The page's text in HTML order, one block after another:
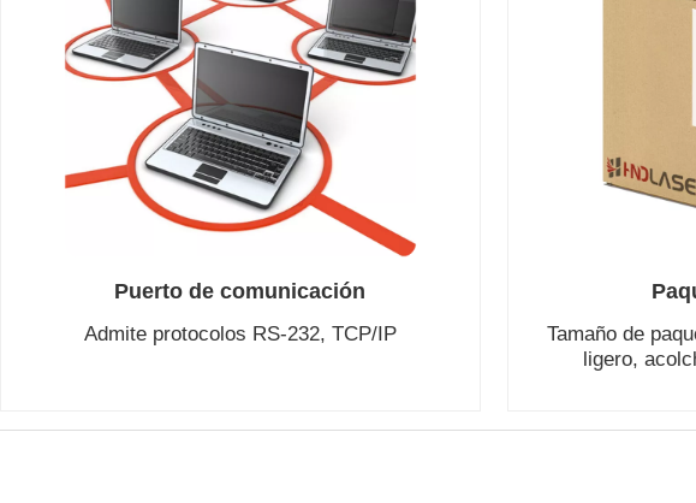
Puerto de comunicación
Admite protocolos RS-232, TCP/IP
Tamaño de
ligero,